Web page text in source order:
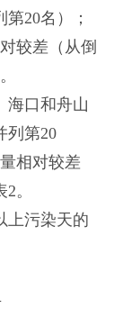
20名）；
较差（从倒
口和舟山
列第20
相对较差
。
污染天的